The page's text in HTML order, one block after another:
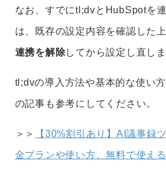
なお、すでにtl;dvとHubSpotを
は、既存の設定内容を確認した上
連携を解除してから設定し直しま
tl;dvの導入方法や基本的な使い
の記事も参考にしてください。
＞＞ 【30%割引あり】AI議事録
金プランや使い方、無料で使え